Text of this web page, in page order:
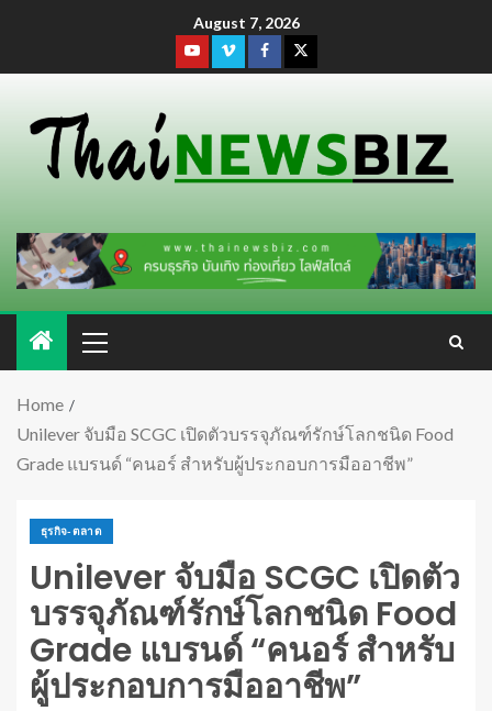
August 7, 2026
Home
Unilever จับมือ SCGC เปิดตัวบรรจุภัณฑ์รักษ์โลกชนิด Food
Grade แบรนด์ “คนอร์ สำหรับผู้ประกอบการมืออาชีพ”
ธุรกิจ-ตลาด
Unilever จับมือ SCGC เปิดตัว
บรรจุภัณฑ์รักษ์โลกชนิด Food
Grade แบรนด์ “คนอร์ สำหรับ
ผู้ประกอบการมืออาชีพ”